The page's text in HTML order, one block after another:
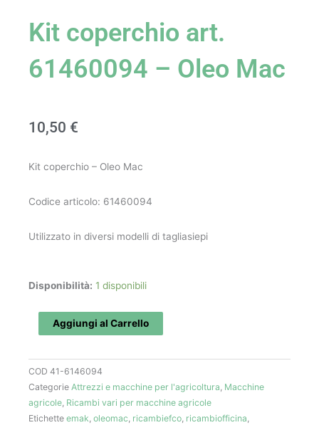
Kit coperchio art.
61460094 – Oleo Mac
10,50 €
Kit coperchio – Oleo Mac
Codice articolo: 61460094
Utilizzato in diversi modelli di tagliasiepi
Disponibilità: 1 disponibili
Kit
61460094
Oleo
Mac
quantità
Aggiungi al Carrello
COD 41-6146094
Categorie Attrezzi e macchine per l'agricoltura, Macchine
agricole, Ricambi vari per macchine agricole
Etichette emak, oleomac, ricambiefco, ricambiofficina,